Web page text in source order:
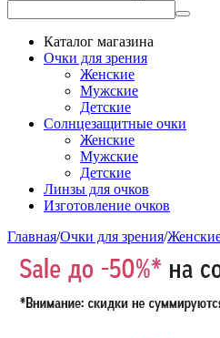
Каталог магазина
Очки для зрения
Женские
Мужские
Детские
Солнцезащитные очки
Женские
Мужские
Детские
Линзы для очков
Изготовление очков
Главная/Очки для зрения/